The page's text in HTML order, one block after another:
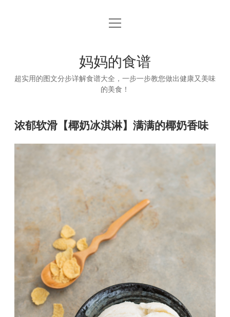
首页
open
妈妈的食谱
超实用的图文分步详解食谱大全，一步一步教您做出健康又美味
的美食！
浓郁软滑【椰奶冰淇淋】满满的椰奶香味